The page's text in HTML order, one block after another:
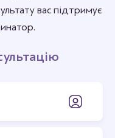
вас підтримує